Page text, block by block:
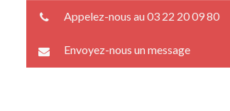
Appelez-nous au 03 22 20 09 80
Envoyez-nous un message